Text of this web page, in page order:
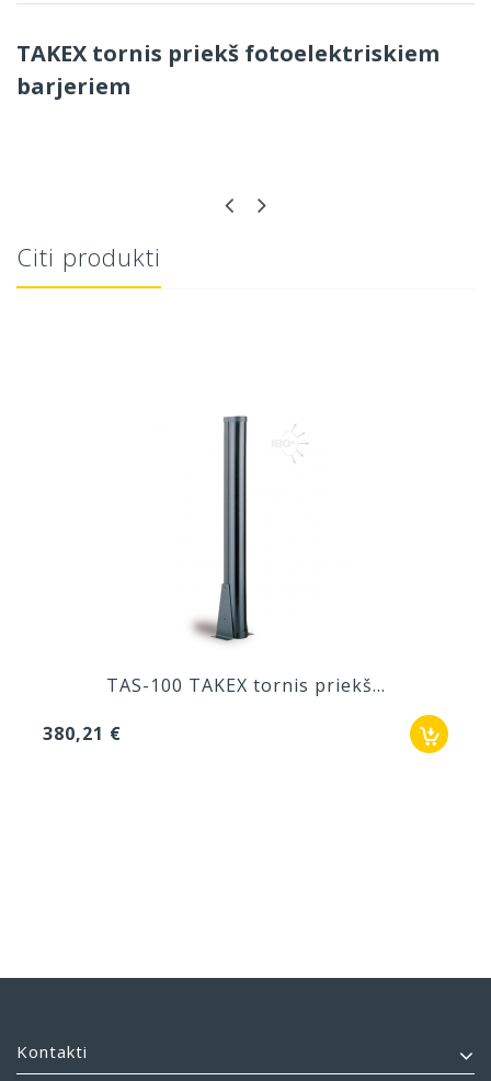
TAKEX tornis priekš fotoelektriskiem
barjeriem
Citi produkti
TAS-100 TAKEX tornis priekš...
380,21 €
Kontakti